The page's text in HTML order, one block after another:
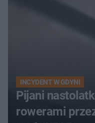
INCYDENT W GDYNI
Pijani
rowerami